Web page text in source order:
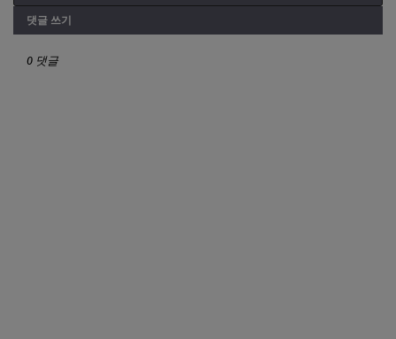
댓글 쓰기
0 댓글